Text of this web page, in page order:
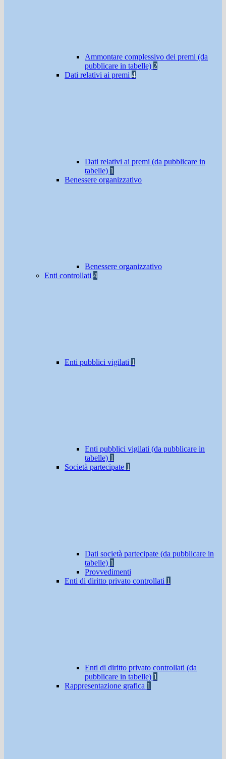
Ammontare complessivo dei premi (da
pubblicare in tabelle) 2
Dati relativi ai premi 4
Dati relativi ai premi (da pubblicare in
tabelle) 1
Benessere organizzativo
Benessere organizzativo
Enti controllati 4
Enti pubblici vigilati 1
Enti pubblici vigilati (da pubblicare in
tabelle) 1
Società partecipate 1
Dati società partecipate (da pubblicare in
tabelle) 1
Provvedimenti
Enti di diritto privato controllati 1
Enti di diritto privato controllati (da
pubblicare in tabelle) 1
Rappresentazione grafica 1